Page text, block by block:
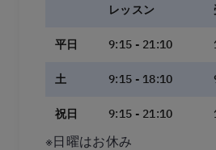
レッスン
平日 9:15 - 21:10
土 9:15 - 18:10
祝日 9:15 - 21:10
※日曜はお休み